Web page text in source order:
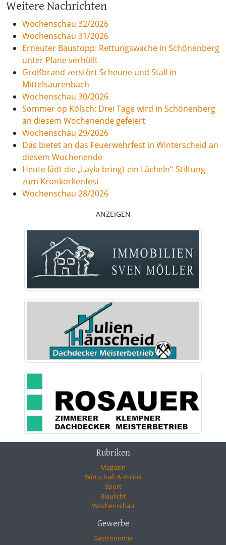
Weitere Nachrichten
Wochenschau 32/2026
Wochenschau 31/2026
Erneuter Baustopp: Rettungswache in Schönenberg
unter Plane verhüllt
Großbrand zerstört Scheune und Stall in
Mittelsaurenbach
Wochenschau 30/2026
Sommer op Kölsch: Drei Tage wird in Schönenberg
an diesem Wochenende gefeiert
Wochenschau 29/2026
Das bietet an das Feuerwehrfest in Winterscheid an
diesem Wochenende
Heute lädt die „Layla bringt ein Lächeln“-Stiftung
zum Kronkorkenfest
Wochenschau 28/2026
ANZEIGEN
Rubriken
Magazin
Wirtschaft & Politik
Sport
Blaulicht
Wochenschau
Gewerbe
Gastronomie